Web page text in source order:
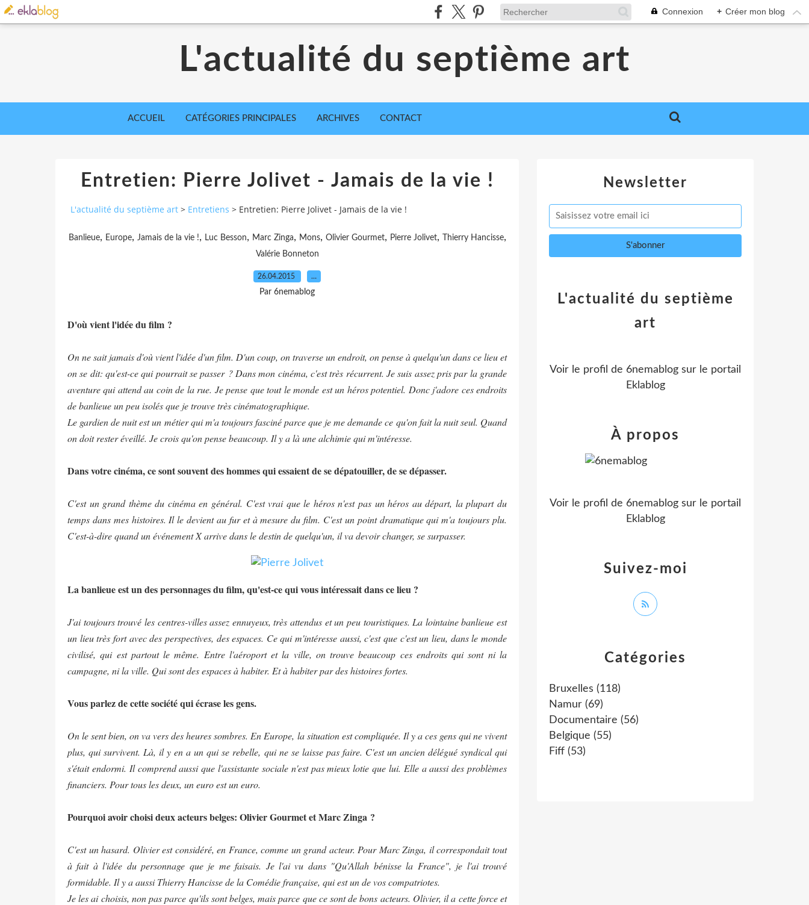
Connexion + Créer mon blog
L'actualité du septième art
ACCUEIL CATÉGORIES PRINCIPALES ARCHIVES CONTACT
Entretien: Pierre Jolivet - Jamais de la vie !
L'actualité du septième art > Entretiens > Entretien: Pierre Jolivet - Jamais de la vie !
Banlieue, Europe, Jamais de la vie !, Luc Besson, Marc Zinga, Mons, Olivier Gourmet, Pierre Jolivet, Thierry Hancisse,
Valérie Bonneton
26.04.2015 …
Par 6nemablog
D'où vient l'idée du film ?
On ne sait jamais d'où vient l'idée d'un film. D'un coup, on traverse un endroit, on pense à quelqu'un dans ce lieu et
on se dit: qu'est-ce qui pourrait se passer ? Dans mon cinéma, c'est très récurrent. Je suis assez pris par la grande
aventure qui attend au coin de la rue. Je pense que tout le monde est un héros potentiel. Donc j'adore ces endroits
de banlieue un peu isolés que je trouve très cinématographique.
Le gardien de nuit est un métier qui m'a toujours fasciné parce que je me demande ce qu'on fait la nuit seul. Quand
on doit rester éveillé. Je crois qu'on pense beaucoup. Il y a là une alchimie qui m'intéresse.
Dans votre cinéma, ce sont souvent des hommes qui essaient de se dépatouiller, de se dépasser.
C'est un grand thème du cinéma en général. C'est vrai que le héros n'est pas un héros au départ, la plupart du
temps dans mes histoires. Il le devient au fur et à mesure du film. C'est un point dramatique qui m'a toujours plu.
C'est-à-dire quand un événement X arrive dans le destin de quelqu'un, il va devoir changer, se surpasser.
La banlieue est un des personnages du film, qu'est-ce qui vous intéressait dans ce lieu ?
J'ai toujours trouvé les centres-villes assez ennuyeux, très attendus et un peu touristiques. La lointaine banlieue est
un lieu très fort avec des perspectives, des espaces. Ce qui m'intéresse aussi, c'est que c'est un lieu, dans le monde
civilisé, qui est partout le même. Entre l'aéroport et la ville, on trouve beaucoup ces endroits qui sont ni la
campagne, ni la ville. Qui sont des espaces à habiter. Et à habiter par des histoires fortes.
Vous parlez de cette société qui écrase les gens.
On le sent bien, on va vers des heures sombres. En Europe, la situation est compliquée. Il y a ces gens qui ne vivent
plus, qui survivent. Là, il y en a un qui se rebelle, qui ne se laisse pas faire. C'est un ancien délégué syndical qui
s'était endormi. Il comprend aussi que l'assistante sociale n'est pas mieux lotie que lui. Elle a aussi des problèmes
financiers. Pour tous les deux, un euro est un euro.
Pourquoi avoir choisi deux acteurs belges: Olivier Gourmet et Marc Zinga ?
C'est un hasard. Olivier est considéré, en France, comme un grand acteur. Pour Marc Zinga, il correspondait tout
à fait à l'idée du personnage que je me faisais. Je l'ai vu dans "Qu'Allah bénisse la France", je l'ai trouvé
formidable. Il y a aussi Thierry Hancisse de la Comédie française, qui est un de vos compatriotes.
Je les ai choisis, non pas parce qu'ils sont belges, mais parce que ce sont de bons acteurs. Olivier, il a cette force et
Newsletter
Catégories
Bruxelles (118)
Namur (69)
Documentaire (56)
Belgique (55)
Fiff (53)
L'actualité du septième
art
Voir le profil de 6nemablog sur le portail
Eklablog
Suivez-moi
À propos
Voir le profil de 6nemablog sur le portail
Eklablog